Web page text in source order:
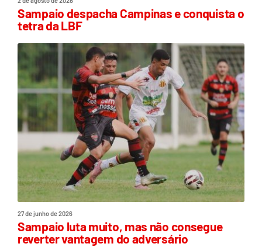
Sampaio despacha Campinas e conquista o
tetra da LBF
27 de junho de 2026
Sampaio luta muito, mas não consegue
reverter vantagem do adversário